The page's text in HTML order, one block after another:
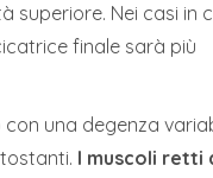
Nei casi in
finale sarà più
una degenza
I muscoli retti